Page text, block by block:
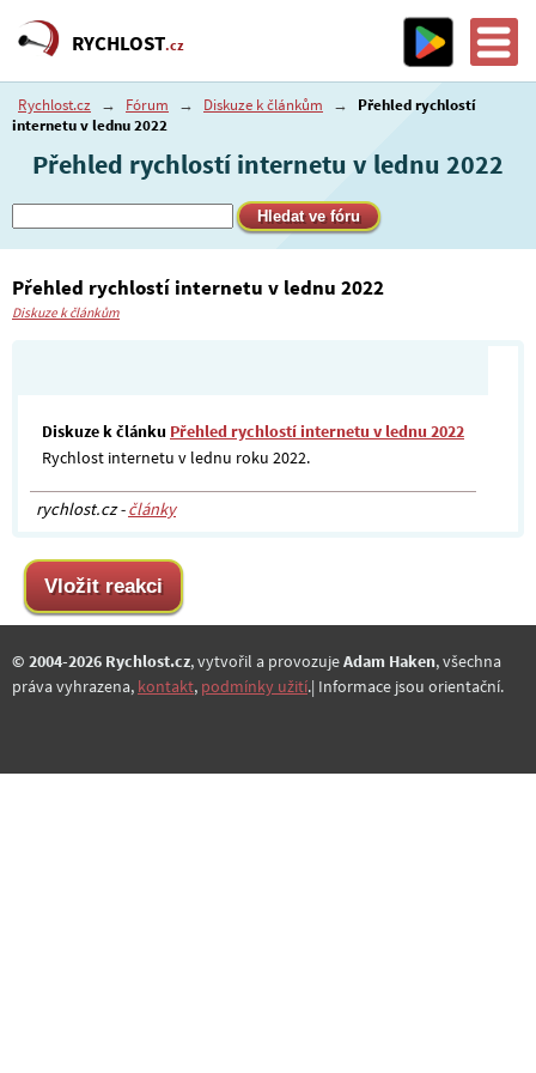
RYCHLOST.cz
Rychlost.cz → Fórum → Diskuze k článkům →
Přehled rychlostí
internetu v lednu 2022
Přehled rychlostí internetu v lednu 2022
Přehled rychlostí internetu v lednu 2022
Diskuze k článkům
Diskuze k článku Přehled rychlostí internetu v lednu 2022
Rychlost internetu v lednu roku 2022.
rychlost.cz -články
© 2004-2026 Rychlost.cz, vytvořil a provozujeAdam Haken, všechna
práva vyhrazena, kontakt, podmínky užití.| Informace jsou orientační.